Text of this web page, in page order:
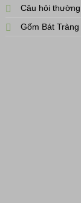
Câu hỏi
Gốm Bát Tràng